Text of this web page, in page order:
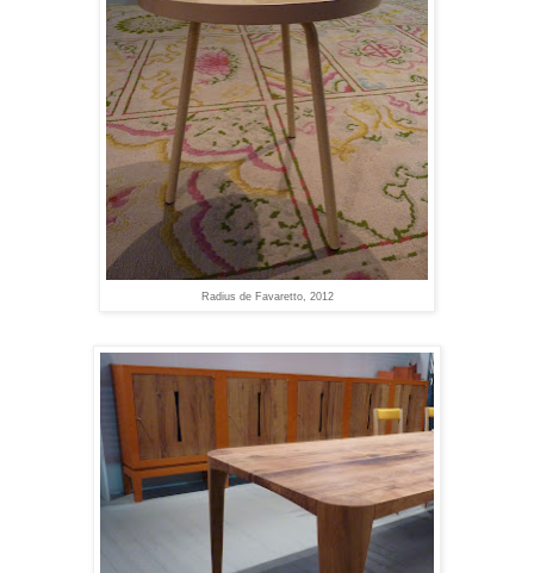
Radius de Favaretto, 2012